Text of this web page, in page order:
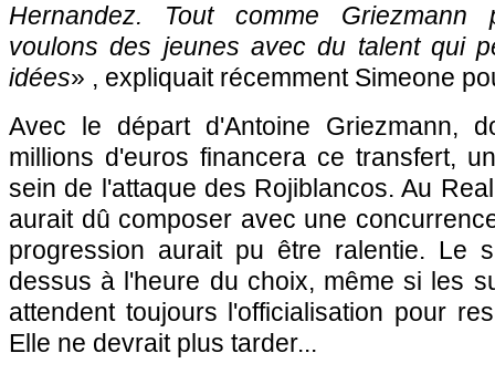
Hernandez. Tout comme Griezmann
voulons des jeunes avec du talent qui
idées» , expliquait récemment Simeone
Avec le départ d'Antoine Griezmann,
millions d'euros financera ce transfert,
sein de l'attaque des Rojiblancos. Au
aurait dû composer avec une
progression aurait pu être ralentie. Le
dessus à l'heure du choix, même si les
attendent toujours l'officialisation pour
Elle ne devrait plus tarder...